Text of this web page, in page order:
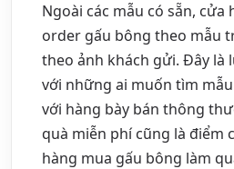
Ngoài các mẫu có sẵn, cửa
order gấu bông theo mẫu
theo ảnh khách gửi. Đây là
với những ai muốn tìm
với hàng bày bán thông
quà miễn phí cũng là điểm
hàng mua gấu bông làm